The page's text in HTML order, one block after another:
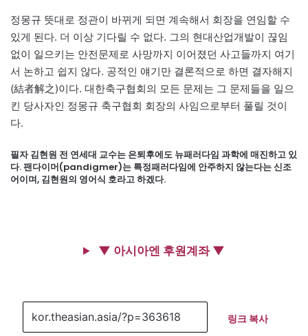
정몽규 뜻대로 정관이 바뀌게 되면 계속해서 회장을 연임할 수
있게 된다. 더 이상 기다릴 수 없다. 그의 현대산업개발이 끊임
없이 일으키는 안전문제로 사망까지 이어졌던 사고들까지 여기
서 논하고 쉽지 않다. 공적인 얘기만 결론적으로 하면 결자해지
(結者解之)이다. 대한축구협회의 모든 문제는 그 문제들을 일으
킨 당사자인 정몽규 축구협회 회장의 사임으로부터 풀릴 것이
다.
필자 김현원 전 연세대 교수는 은퇴후에도 뉴패러다임 과학에 매진하고 있
다. 팬다이머(pandigmer)는 특정패러다임에 안주하지 않는다는 신조
어이며, 김현원의 영어식 호라고 하겠다.
▼ 아시아엔 후원계좌 ▼
링크 복사